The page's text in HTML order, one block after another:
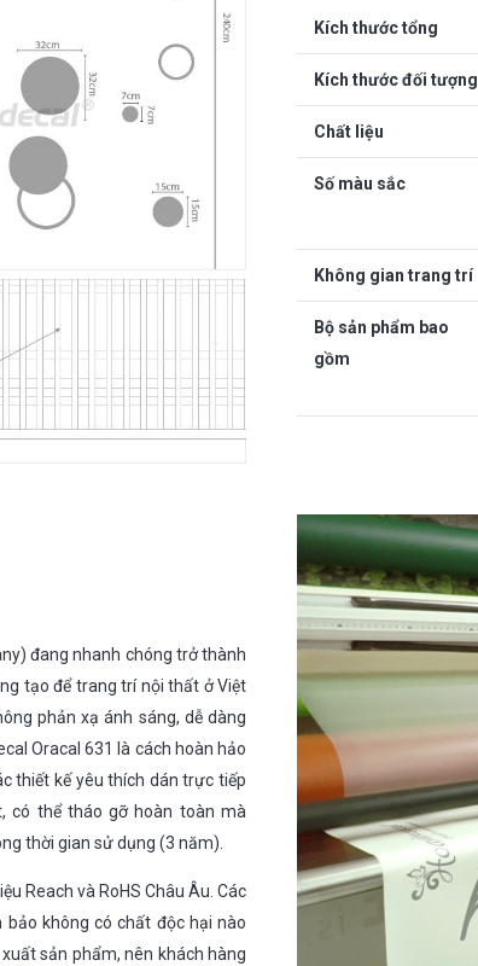
Kích thước tổng
Kích thước đối tượng
Chất liệu
Số màu sắc
Không gian trang trí
Bộ sản phẩm bao
gồm
đang nhanh chóng trở thành
tạo để trang trí nội thất ở Việt
phản xạ ánh sáng, dễ dàng
Oracal 631 là cách hoàn hảo
thiết kế yêu thích dán trực tiếp
có thể tháo gỡ hoàn toàn mà
thời gian sử dụng (3 năm).
Reach và RoHS Châu Âu. Các
không có chất độc hại nào
sản phẩm, nên khách hàng